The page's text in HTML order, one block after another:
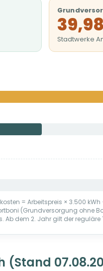
39,98
Stadtwerke
= Arbeitspreis × 3.500
(Grundversorgung ohne
Ab dem 2. Jahr gilt der reguläre
(Stand